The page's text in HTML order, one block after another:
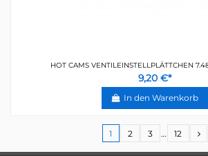
HOT CAMS VENTILEINSTELLPLÄTTCHEN
9,20 €*
In den Warenkorb
1 2 3 … 12